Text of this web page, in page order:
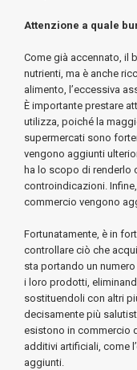
Attenzione a quale
Come già accennato, il
nutrienti, ma è anche
alimento, l’eccessiva
È importante prestare
utilizza, poiché la
supermercati sono
vengono aggiunti
ha lo scopo di renderlo
controindicazioni.
commercio vengono
Fortunatamente, è in
controllare ciò che
sta portando un
i loro prodotti,
sostituendoli con altri
decisamente più
esistono in commercio
additivi artificiali, come
aggiunti.